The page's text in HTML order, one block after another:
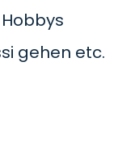
gehen etc.